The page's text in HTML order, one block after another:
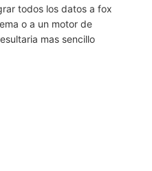
todos los datos a fox
o a un motor de
mas sencillo